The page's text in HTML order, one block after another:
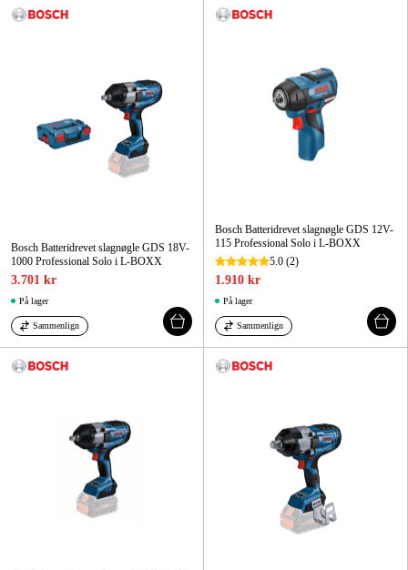
Bosch Batteridrevet slagnøgle GDS 18V-
1000 Professional Solo i L-BOXX
3.701 kr
På lager
Sammenlign
Bosch Batteridrevet slagnøgle GDS 12V-
115 Professional Solo i L-BOXX
5.0 (2)
1.910 kr
På lager
Sammenlign